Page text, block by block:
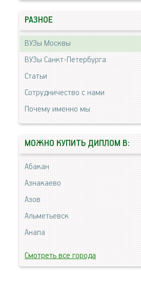
РАЗНОЕ
ВУЗы Москвы
ВУЗы Санкт-Петербурга
Статьи
Сотрудничество с нами
Почему именно мы
МОЖНО КУПИТЬ ДИПЛОМ В:
Абакан
Азнакаево
Азов
Альметьевск
Анапа
Смотреть все города